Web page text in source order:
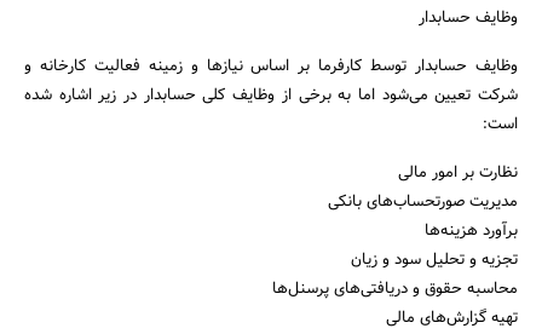
وظایف حسابدار
وظایف حسابدار توسط کارفرما بر اساس نیازها و زمینه فعالیت کارخانه و
شرکت تعیین می‌شود اما به برخی از وظایف کلی حسابدار در زیر اشاره شده
است:
نظارت بر امور مالی
مدیریت صورتحساب‌های بانکی
برآورد هزینه‌ها
تجزیه و تحلیل سود و زیان
محاسبه حقوق و دریافتی‌های پرسنل‌ها
تهیه گزارش‌های مالی